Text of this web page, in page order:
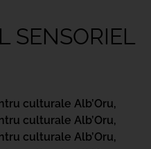
SENSORIEL
culturale Alb’Oru,
culturale Alb’Oru,
culturale Alb’Oru,